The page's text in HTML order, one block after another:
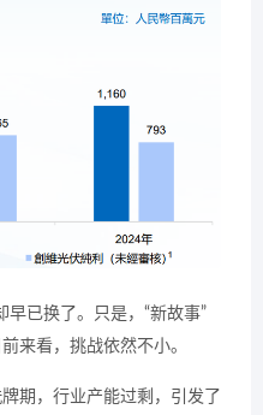
早已换了。只是，“新故事”
来看，挑战依然不小。
期，行业产能过剩，引发了